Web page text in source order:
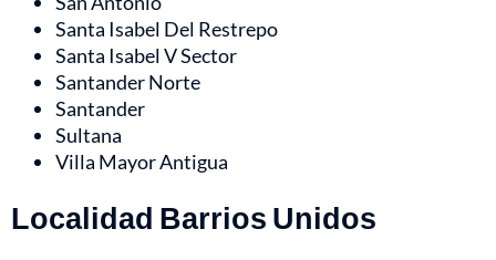
Santa Isabel Del Restrepo
Santa Isabel V Sector
Santander Norte
Santander
Sultana
Villa Mayor Antigua
Localidad Barrios Unidos